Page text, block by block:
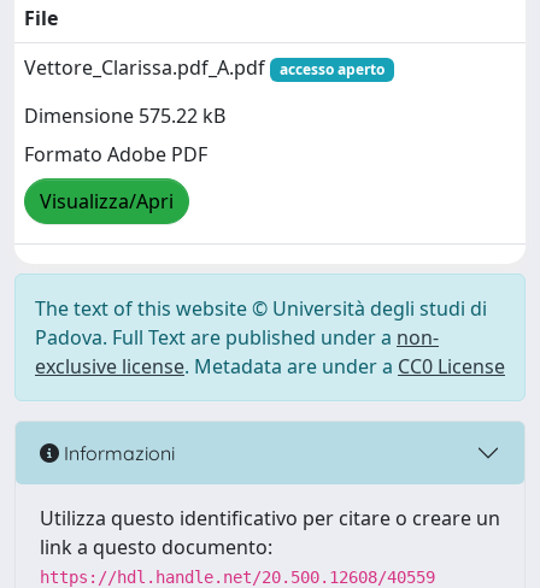
File
Vettore_Clarissa.pdf_A.pdf
accesso aperto
Dimensione 575.22 kB
Formato Adobe PDF
Visualizza/Apri
The text of this website © Università degli studi di
Padova. Full Text are published under a non-
exclusive license. Metadata are under a CC0 License
Informazioni
Utilizza questo identificativo per citare o creare un
link a questo documento:
https://hdl.handle.net/20.500.12608/40559